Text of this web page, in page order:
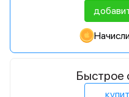
Быстрое